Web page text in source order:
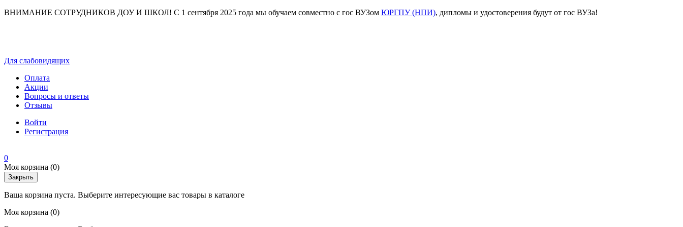
ВНИМАНИЕ СОТРУДНИКОВ ДОУ И ШКОЛ! С 1 сентября 2025 года мы обучаем совместно с гос ВУЗом ЮРГПУ (НПИ), дипломы и удостоверения будут от гос ВУЗа!
Для слабовидящих
Оплата
Акции
Вопросы и ответы
Отзывы
Войти
Регистрация
0
Моя корзина (0)
Закрыть
Ваша корзина пуста. Выберите интересующие вас товары в каталоге
Моя корзина (0)